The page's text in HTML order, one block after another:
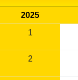
2025
1
2